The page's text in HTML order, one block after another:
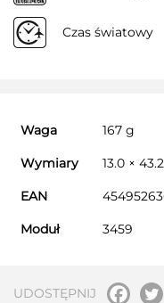
Czas światowy
Waga 167 g
Wymiary 13.0 ×
EAN
Moduł 3459
UDOSTĘPNIJ